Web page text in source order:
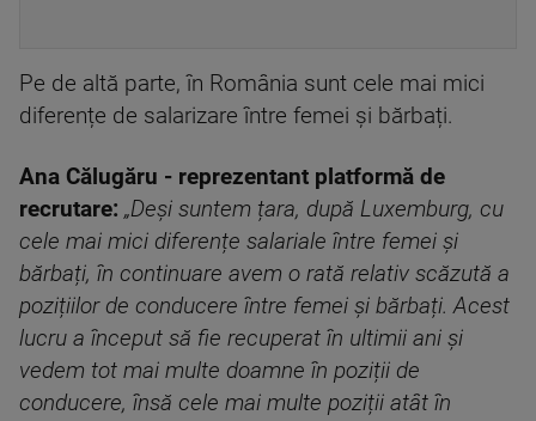
Pe de altă parte, în România sunt cele mai mici
diferențe de salarizare între femei și bărbați.
Ana Călugăru - reprezentant platformă de
recrutare: „Deși suntem țara, după Luxemburg, cu
cele mai mici diferențe salariale între femei și
bărbați, în continuare avem o rată relativ scăzută a
pozițiilor de conducere între femei și bărbați. Acest
lucru a început să fie recuperat în ultimii ani și
vedem tot mai multe doamne în poziții de
conducere, însă cele mai multe poziții atât în